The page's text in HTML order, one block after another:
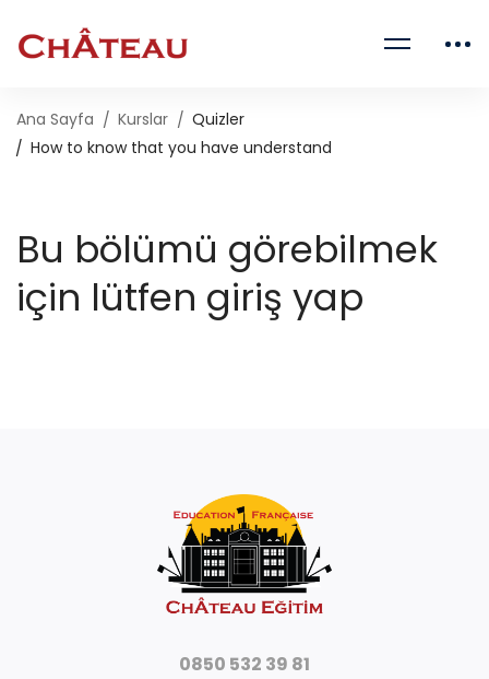
Ana Sayfa Kurslar
Quizler
How to know that you have understand
Bu bölümü görebilmek
için lütfen giriş yap
0850 532 39 81